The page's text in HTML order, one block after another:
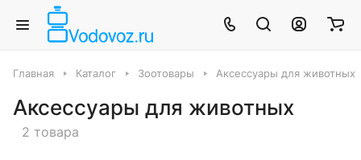
Главная Каталог Зоотовары Аксессуары для животных
Аксессуары для животных
2 товара